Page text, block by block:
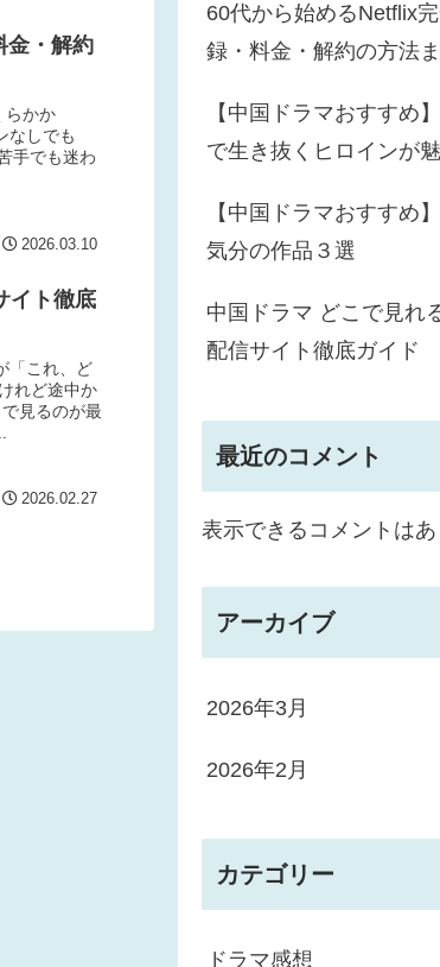
金・解約
らかか
なしでも
手でも迷わ
2026.03.10
イト徹底
「これ、ど
れど途中か
見るのが最
2026.02.27
60代から始めるNetflix
録・料金・解約の方法
【中国ドラマおすすめ
で生き抜くヒロインが
【中国ドラマおすすめ
気分の作品３選
中国ドラマ どこで見れ
配信サイト徹底ガイド
最近のコメント
表示できるコメントはあ
アーカイブ
2026年3月
2026年2月
カテゴリー
ドラマ感想